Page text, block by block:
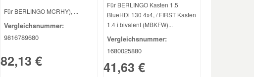
Für BERLINGO MCRHY), ...
Vergleichsnummer:
9816789680
82,13 €
Für BERLINGO Kasten 1.5
BlueHDi 130 4x4, / FIRST Kasten
1.4 i bivalent (MBKFW)...
Vergleichsnummer:
1680025880
41,63 €